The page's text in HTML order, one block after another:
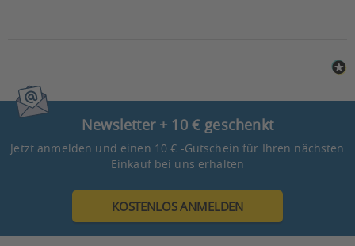
Newsletter + 10 € geschenkt
Jetzt anmelden und einen 10 € -Gutschein für Ihren nächsten
Einkauf bei uns erhalten
KOSTENLOS ANMELDEN